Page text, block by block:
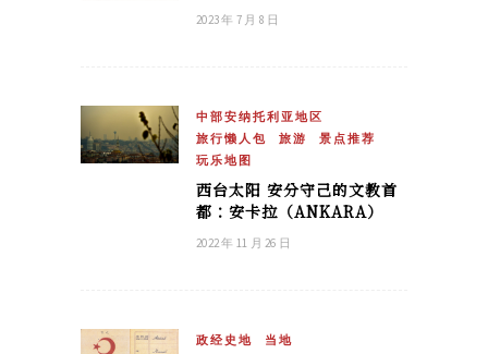
2023 年 7 月 8 日
中部安纳托利亚地区
旅行懒人包
旅游
景点推荐
玩乐地图
西台太阳 安分守己的文教首
都：安卡拉（ANKARA）
2022 年 11 月 26 日
政经史地 当地